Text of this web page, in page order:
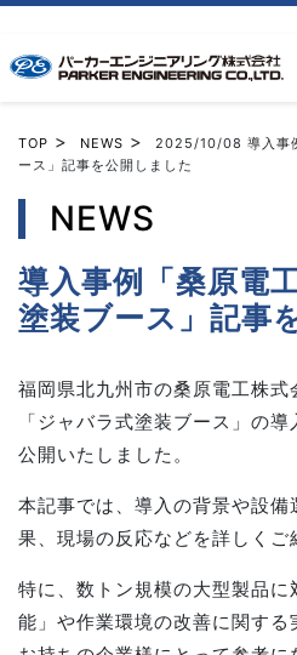
TOP > NEWS > 2025/10/08 導入事
ース」記事を公開しました
NEWS
導入事例「桑原電
塗装ブース」記事
福岡県北九州市の桑原電工株式
「ジャバラ式塗装ブース」の
公開いたしました。
本記事では、導入の背景や設
果、現場の反応などを詳しくご
特に、数トン規模の大型製品
能」や作業環境の改善に関す